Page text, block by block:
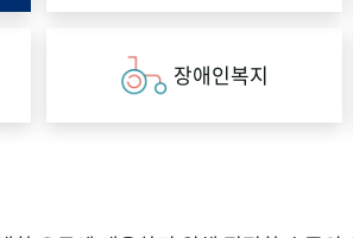
장애인복지